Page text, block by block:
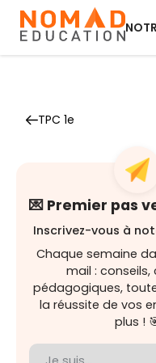
TPC 1e
💌 Premier pas
Inscrivez-vous à
Chaque semaine
mail : conseils,
pédagogiques,
la réussite de vos
plus !